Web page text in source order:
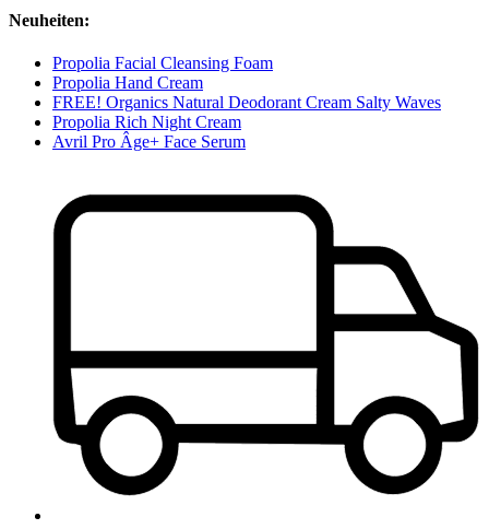
Neuheiten:
Propolia Facial Cleansing Foam
Propolia Hand Cream
FREE! Organics Natural Deodorant Cream Salty Waves
Propolia Rich Night Cream
Avril Pro Âge+ Face Serum